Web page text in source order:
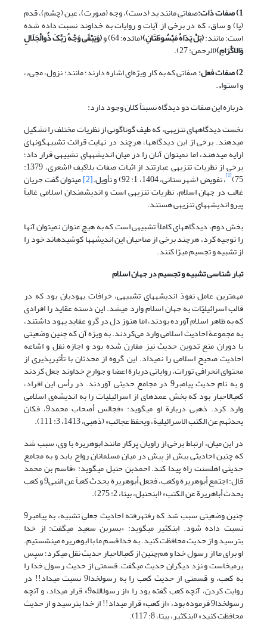
1) صفات ذات:
صفاتی مانند ید (دست)، وجه (صورت)، عین (چشم)، قدم
(پا) و ساق، که در برخی از آیات و روایات به خداوند نسبت داده شده
است؛ مانند:(بَلْ یَدَاهُ مَبْسُوطَتَانِ)(مائده: 64) و (وَیَبْقَى وَجْهُ رَبِّکَ ذُوالْجَلَالِ
وَالاکْرَامِ)(الرحمن: 27).
2) صفات فعل:
صفاتی که به کار ویژه‌ای اشاره دارند؛ مانند: نزول، مجیء،
و استواء.
درباره این صفات دو دیدگاه نسبتاً کلان وجود دارد:
نخست دیدگاه‏های تنزیهی، که طیف گوناگونی از نظریات مختلف را تشکیل
می‏دهند. برخی از این دیدگاه‏ها، هرچند در نهایت قرائت تشبیه‏گونه‏ای
ارایه می‏دهند، اما نمی‏توان آنان را در میان اندیشه‏های تشبیهی قرار داد؛
برخی از نظریات تنزیهی عبارتند از اثبات صفات بلاکیف (اشعری، 1379:
75)
[1] ، تفویض (شهرستانی، 1404، 1: 92) و تأویل. [2] می‏توان گفت جریان
غالب در جهان اسلام، نظریات تنزیهی است و اندیشمندان اسلامی غالباً
پیرو اندیشه‏های تنزیهی هستند.
بخش دوم، دیدگاه‏های کاملاً تشبیهی است که به هیچ عنوان نمی‏توان آنها
را توجیه کرد، هرچند برخی از صاحبان این اندیشه‏ها کوشیده‏اند خود را
از تشبیه و تجسیم مبرّا کنند.
تبار شناسی تشبیه و تجسیم در جهان اسلام
مهم‏ترین عامل نفوذ اندیشه‏های تشبیهی، خرافات یهودیان بود که در
قالب اسرائیلیّات به جهان اسلام وارد می‏شد. این دسته عقاید را افرادی
که به ظاهر اسلام آورده بودند، اما هنوز دل در گرو عقاید یهود داشتند،
به مجموعة احادیث اسلامی وارد می‌کردند. به ویژه آن که چنین وضعیتی
با دوران منع تدوین حدیث نیز مقارن شده بود و اجازه نقل و اشاعه
احادیث صحیح اسلامی را نمی‏داد. این گروه از محدثان با تأثیرپذیری از
محتوای انحرافی تورات، روایاتی دربارة اعضا و جوارح خداوند جعل کردند
و به نام حدیث پیامبر9 در مجامع حدیثی آوردند. در رأس این افراد،
کعب‏الاحبار بود که بخش عمده‏ای از اسرائیلیات را به اندیشه‌ی اسلامی
وارد کرد. ذهبی دربارة او می‏گوید: «فجالس أصحاب محمد9، فکان
یحدثهم عن الکتب الاسرائیلیة، ویحفظ عجائب» (ذهبی، 1413، 3: 111).
در این میان، ارتباط برخی از راویان پرکار مانند ابوهریره با وی، سبب شد
که چنین احادیثی بیش از پیش در میان مسلمانان رواج یابد و به مجامع
حدیثی اهل‏سنت راه پیدا کند. احمدبن حنبل می‏گوید: «قاسم بن محمد
قال: اجتمع أبوهریرة وکعب، فجعل أبوهریرة یحدث کعباً عن النبی9 و کعب
یحدث أباهریرة عن الکتب» (ابن‏حنبل، بی‏تا، 2: 275).
چنین وضعیتی سبب شد که رفته‏رفته احادیث جعلیِ تشبیه، به پیامبر9
نسبت داده شود. ابن‏کثیر می‏گوید: «بسربن سعید می‏گفت: از خدا
بترسید و از حدیث محافظت کنید. به خدا قسم ما با ابوهریره می‏نشستیم.
او برای ما از رسول خدا و هم‌چنین از کعب‏الاحبار حدیث نقل می‏کرد؛ سپس
برمی‏خاست و نزد دیگران حدیث می‏گفت. قسمتی از حدیث رسول خدا را
به کعب، و قسمتی از حدیث کعب را به رسول‏خدا9 نسبت می‏داد!! در
روایت کردن، آنچه کعب گفته بود را «از رسول‏الله9» قرار می‏داد، و آنچه
رسول‏خدا9 فرموده بود، «از کعب» قرار می‏داد!! از خدا بترسید و از حدیث
محافظت کنید» (ابن‏کثیر، بی‏تا، 8: 117).